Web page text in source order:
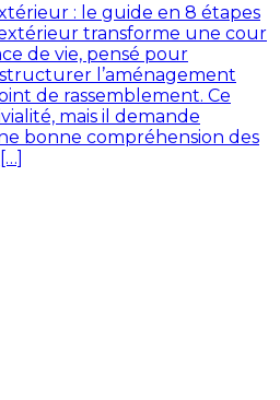
: le guide en 8 étapes
extérieur transforme une cour
de vie, pensé pour
l’aménagement
de rassemblement. Ce
mais il demande
bonne compréhension des